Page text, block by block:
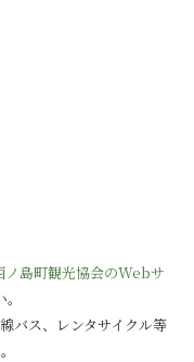
ノ島町観光協会のWebサ
バス、レンタサイクル等